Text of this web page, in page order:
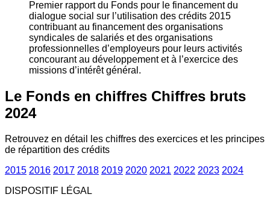
Premier rapport du Fonds pour le financement du
dialogue social sur l’utilisation des crédits 2015
contribuant au financement des organisations
syndicales de salariés et des organisations
professionnelles d’employeurs pour leurs activités
concourant au développement et à l’exercice des
missions d’intérêt général.
Le Fonds en chiffres Chiffres bruts
2024
Retrouvez en détail les chiffres des exercices et les principes
de répartition des crédits
2015 2016 2017 2018 2019 2020 2021 2022 2023 2024
DISPOSITIF LÉGAL